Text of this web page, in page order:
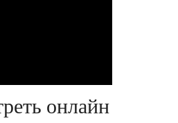
онлайн